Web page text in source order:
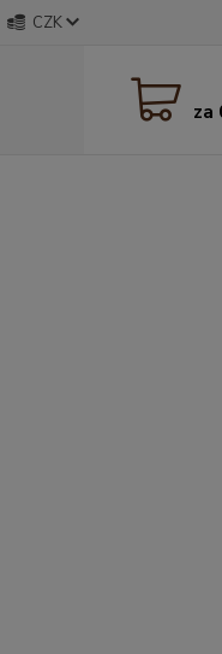
CZK
za